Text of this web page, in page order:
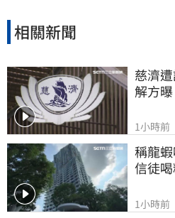
邁向永續發展的強力後盾。
相關新聞
慈濟
解方曝
1小時前
稱龍
信徒
1小時前